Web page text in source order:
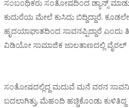
ಸಂಬಂಧಿಕರು ಸಂತೋಷದಿಂದ ಡ್ಯಾನ್ಸ್
ಕುದುರೆಯ ಮೇಲೆ ಕುಸಿದು ಬಿದ್ದಿದ್ದಾರೆ.
ಹೃದಯಾಘಾತದಿಂದ ಸಾವನಪ್ಪಿದ್ದಾರೆ
ವಿಡಿಯೋ ಸಾಮಾಜಿಕ ಜಾಲತಾಣದಲ್ಲಿ ವೈರಲ್
ಸಂತೋಷದಲ್ಲಿದ್ದ ಮದುವೆ ಮನೆ ವರನ
ಬದಲಾಗಿತ್ತು, ಮೆಹಂದಿ ಹಚ್ಚಿಕೊಂಡು ಕುಳಿತಿದ್ದ